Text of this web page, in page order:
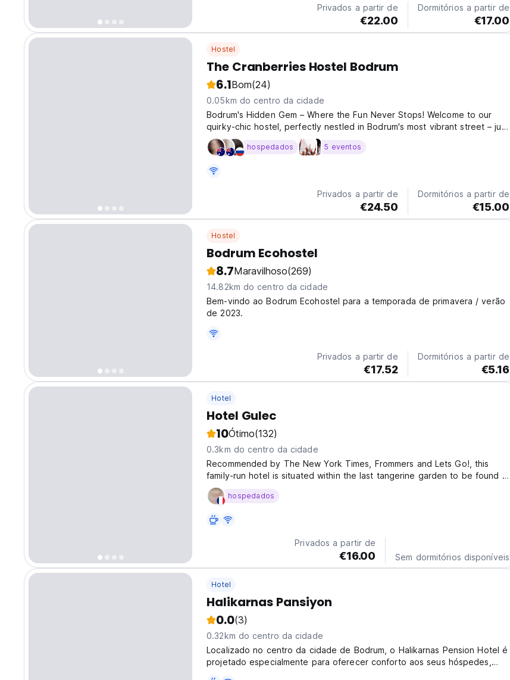
Privados a partir de
€22.00
Dormitórios a partir de
€17.00
Hostel
The Cranberries Hostel Bodrum
6.1Bom(24)
0.05km do centro da cidade
Bodrum's Hidden Gem – Where the Fun Never Stops! Welcome to our
quirky-chic hostel, perfectly nestled in Bodrum's most vibrant street – just
50 meters from the beach and surrounded by the hottest bars,
restaurants, and boutique shops! Why you'll love it here:...
hospedados 5 eventos
Privados a partir de
€24.50
Dormitórios a partir de
€15.00
Hostel
Bodrum Ecohostel
8.7Maravilhoso(269)
14.82km do centro da cidade
Bem-vindo ao Bodrum Ecohostel para a temporada de primavera / verão
de 2023.
Privados a partir de
€17.52
Dormitórios a partir de
€5.16
Hotel
Hotel Gulec
10Ótimo(132)
0.3km do centro da cidade
Recommended by The New York Times, Frommers and Lets Go!, this
family-run hotel is situated within the last tangerine garden to be found in
the heart of Bodrum.The Hotel Gulec (or only 'Gulec') is a peaceful hotel
with fine hospitality and many returning...
hospedados
Privados a partir de
€16.00 Sem dormitórios disponíveis
Hotel
Halikarnas Pansiyon
0.0(3)
0.32km do centro da cidade
Localizado no centro da cidade de Bodrum, o Halikarnas Pension Hotel é
projetado especialmente para oferecer conforto aos seus hóspedes,